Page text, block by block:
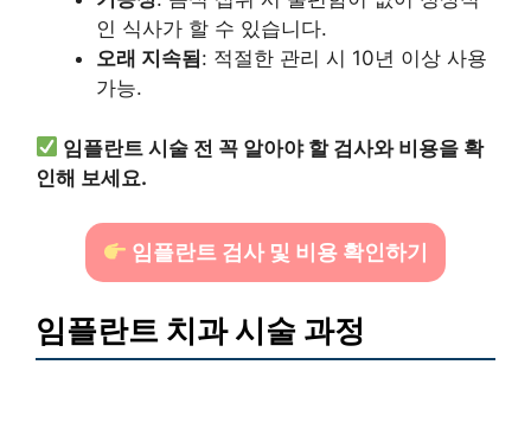
인 식사가 할 수 있습니다.
오래 지속됨 : 적절한 관리 시 10년 이상 사용
가능.
임플란트 시술 전 꼭 알아야 할 검사와 비용을 확
인해 보세요.
임플란트 검사 및 비용 확인하기
임플란트 치과 시술 과정